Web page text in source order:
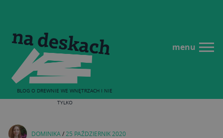
BLOG O DREWNIE WE WNĘTRZACH I NIE
TYLKO
menu
DOMINIKA / 25 PAŹDZIERNIK 2020